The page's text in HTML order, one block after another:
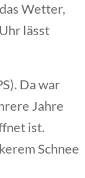
Wetter,
lässt
Da war
Jahre
ist.
Schnee